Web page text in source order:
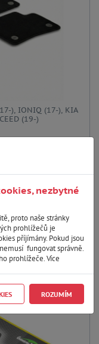
nezbytné
proto naše stránky
prohlížečů je
příjímány. Pokud jsou
fungovat správně.
prohlížeče. Více
ROZUMÍM
), IONIQ (17-), KIA
(19-)
tak unikátní řešení,
DO KOŠÍKU